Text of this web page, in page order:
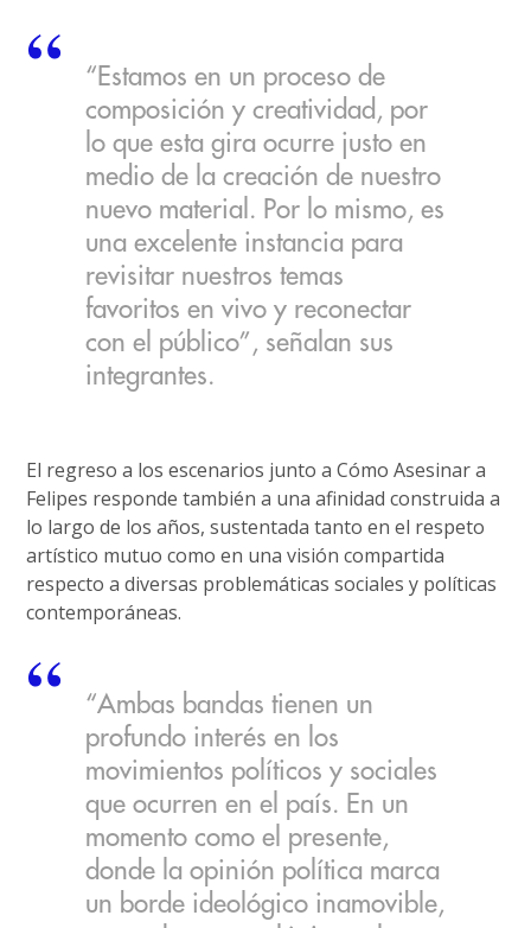
“Estamos en un proceso de
composición y creatividad, por
lo que esta gira ocurre justo en
medio de la creación de nuestro
nuevo material. Por lo mismo, es
una excelente instancia para
revisitar nuestros temas
favoritos en vivo y reconectar
con el público”, señalan sus
integrantes.
El regreso a los escenarios junto a Cómo Asesinar a
Felipes responde también a una afinidad construida a
lo largo de los años, sustentada tanto en el respeto
artístico mutuo como en una visión compartida
respecto a diversas problemáticas sociales y políticas
contemporáneas.
“Ambas bandas tienen un
profundo interés en los
movimientos políticos y sociales
que ocurren en el país. En un
momento como el presente,
donde la opinión política marca
un borde ideológico inamovible,